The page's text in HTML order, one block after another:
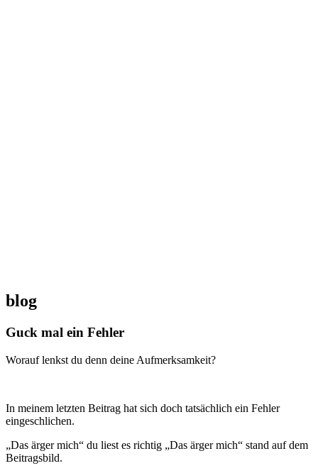
blog
Guck mal ein Fehler
Worauf lenkst du denn deine Aufmerksamkeit?
In meinem letzten Beitrag hat sich doch tatsächlich ein Fehler
eingeschlichen.
„Das ärger mich“ du liest es richtig „Das ärger mich“ stand auf dem
Beitragsbild.